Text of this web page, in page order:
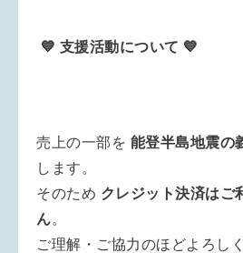
💙 支援活動について 💙
売上の一部を 能登半島地震の
します。
そのため クレジット決済はご
ん。
ご理解・ご協力のほどよろし